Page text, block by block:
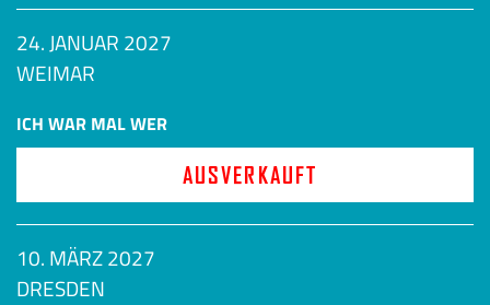
24. JANUAR 2027
WEIMAR
ICH WAR MAL WER
AUSVERKAUFT
10. MÄRZ 2027
DRESDEN